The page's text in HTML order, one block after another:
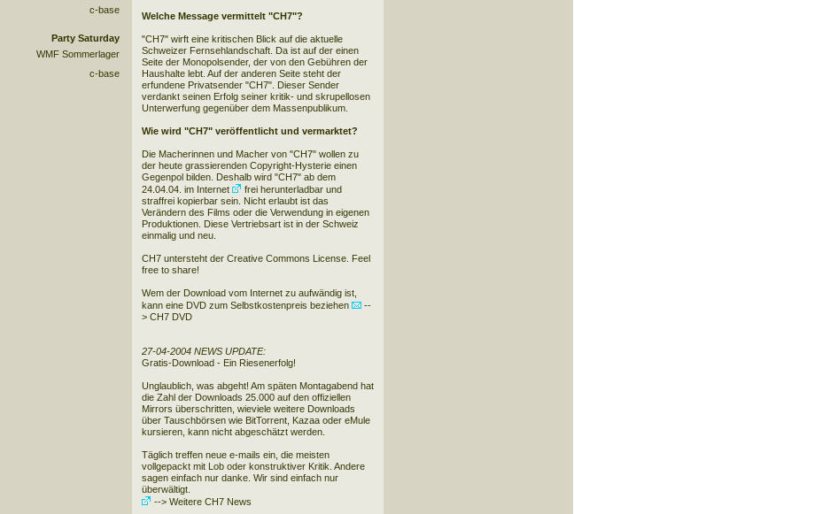
c-base
Party Saturday
WMF Sommerlager
c-base
Welche Message vermittelt "CH7"?
"CH7" wirft eine kritischen Blick auf die aktuelle
Schweizer Fernsehlandschaft. Da ist auf der einen
Seite der Monopolsender, der von den Gebühren der
Haushalte lebt. Auf der anderen Seite steht der
erfundene Privatsender "CH7". Dieser Sender
verdankt seinen Erfolg seiner kritik- und skrupellosen
Unterwerfung gegenüber dem Massenpublikum.
Wie wird "CH7" veröffentlicht und vermarktet?
Die Macherinnen und Macher von "CH7" wollen zu
der heute grassierenden Copyright-Hysterie einen
Gegenpol bilden. Deshalb wird "CH7" ab dem
24.04.04. im Internet
frei herunterladbarund
straffrei kopierbar sein. Nicht erlaubt ist das
Verändern des Films oder die Verwendung in eigenen
Produktionen. Diese Vertriebsart ist in der Schweiz
einmalig und neu.
CH7 untersteht der Creative Commons License. Feel
free to share!
Wem der Download vom Internet zu aufwändig ist,
kann eine DVD zum Selbstkostenpreis beziehen
--
> CH7 DVD
27-04-2004 NEWS UPDATE:
Gratis-Download - Ein Riesenerfolg!
Unglaublich, was abgeht! Am späten Montagabend hat
die Zahl der Downloads 25.000 auf den offiziellen
Mirrors überschritten, wieviele weitere Downloads
über Tauschbörsen wie BitTorrent, Kazaa oder eMule
kursieren, kann nicht abgeschätzt werden.
Täglich treffen neue e-mails ein, die meisten
vollgepackt mit Lob oder konstruktiver Kritik. Andere
sagen einfach nur danke. Wir sind einfach nur
überwältigt.
--> Weitere CH7 News